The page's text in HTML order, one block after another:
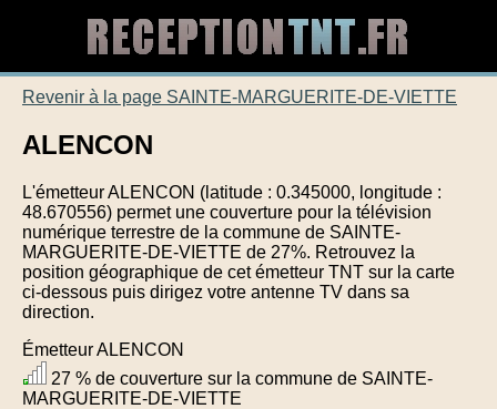
Revenir à la page SAINTE-MARGUERITE-DE-VIETTE
ALENCON
L'émetteur ALENCON (latitude : 0.345000, longitude :
48.670556) permet une couverture pour la télévision
numérique terrestre de la commune de SAINTE-
MARGUERITE-DE-VIETTE de 27%. Retrouvez la
position géographique de cet émetteur TNT sur la carte
ci-dessous puis dirigez votre antenne TV dans sa
direction.
Émetteur ALENCON
27 % de couverture sur la commune de SAINTE-
MARGUERITE-DE-VIETTE